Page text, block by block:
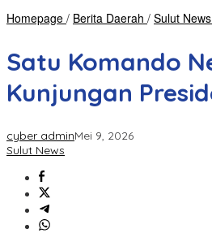
Homepage / Berita Daerah / Sulut News
Satu Komando
Kunjungan
cyber adminMei 9, 2026
Sulut News